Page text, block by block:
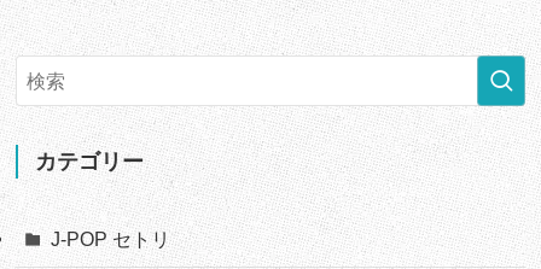
カテゴリー
J-POP セトリ